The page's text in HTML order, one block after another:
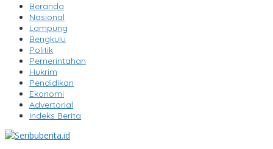
Beranda
Nasional
Lampung
Bengkulu
Politik
Pemerintahan
Hukrim
Pendidikan
Ekonomi
Advertorial
Indeks Berita